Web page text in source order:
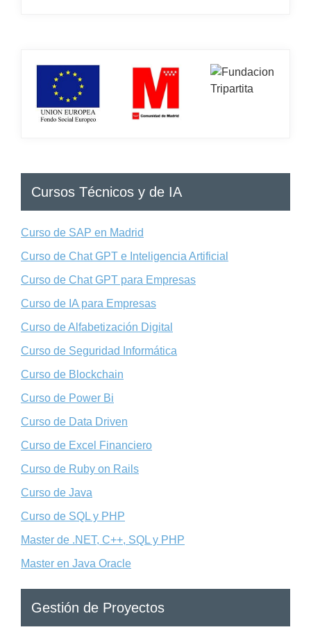
Cursos Técnicos y de IA
Curso de SAP en Madrid
Curso de Chat GPT e Inteligencia Artificial
Curso de Chat GPT para Empresas
Curso de IA para Empresas
Curso de Alfabetización Digital
Curso de Seguridad Informática
Curso de Blockchain
Curso de Power Bi
Curso de Data Driven
Curso de Excel Financiero
Curso de Ruby on Rails
Curso de Java
Curso de SQL y PHP
Master de .NET, C++, SQL y PHP
Master en Java Oracle
Gestión de Proyectos